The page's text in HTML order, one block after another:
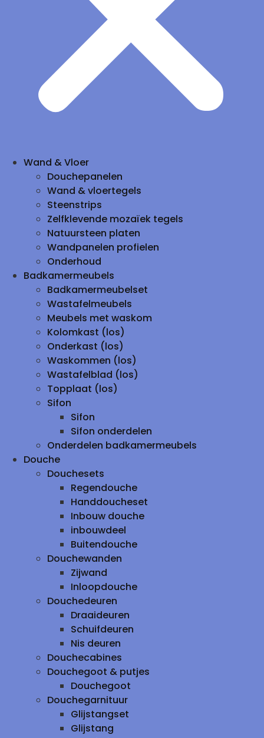
Wand & Vloer
Douchepanelen
Wand & vloertegels
Steenstrips
Zelfklevende mozaïek tegels
Natuursteen platen
Wandpanelen profielen
Onderhoud
Badkamermeubels
Badkamermeubelset
Wastafelmeubels
Meubels met waskom
Kolomkast (los)
Onderkast (los)
Waskommen (los)
Wastafelblad (los)
Topplaat (los)
Sifon
Sifon
Sifon onderdelen
Onderdelen badkamermeubels
Douche
Douchesets
Regendouche
Handdoucheset
Inbouw douche
inbouwdeel
Buitendouche
Douchewanden
Zijwand
Inloopdouche
Douchedeuren
Draaideuren
Schuifdeuren
Nis deuren
Douchecabines
Douchegoot & putjes
Douchegoot
Douchegarnituur
Glijstangset
Glijstang